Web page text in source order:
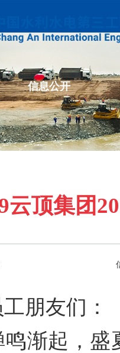
信息公开
云顶集团
朋友们：
鸣渐起，